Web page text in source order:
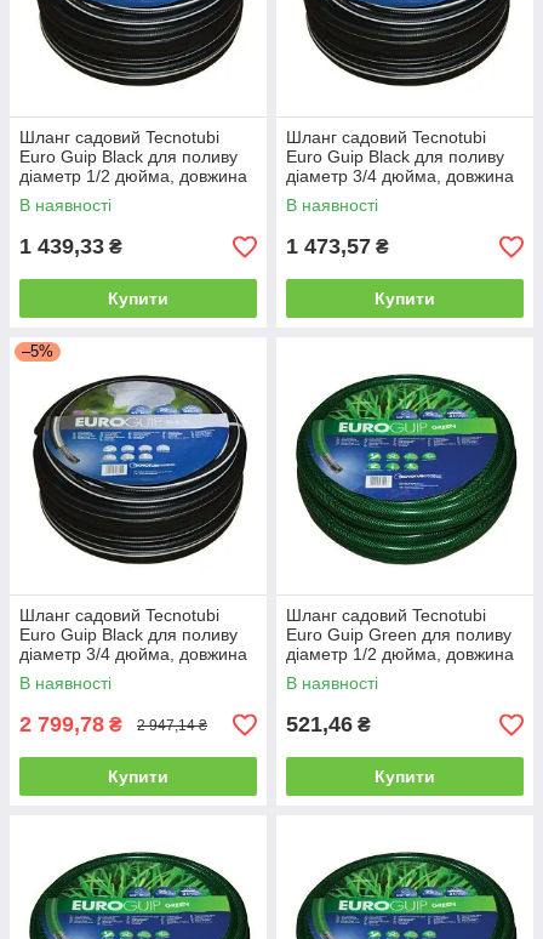
Шланг садовий Tecnotubi
Euro Guip Black для поливу
діаметр 1/2 дюйма, довжина
50 м (EGB 1/2 50)
В наявності
1 439,33 ₴
Купити
Шланг садовий Tecnotubi
Euro Guip Black для поливу
діаметр 3/4 дюйма, довжина
25 м (EGB 3/4 25)
В наявності
1 473,57 ₴
Купити
–5%
Шланг садовий Tecnotubi
Euro Guip Black для поливу
діаметр 3/4 дюйма, довжина
50 м (EGB 3/4 50)
В наявності
2 799,78 ₴ 2 947,14 ₴
Купити
Шланг садовий Tecnotubi
Euro Guip Green для поливу
діаметр 1/2 дюйма, довжина
20 м (EGG 1/2 20)
В наявності
521,46 ₴
Купити